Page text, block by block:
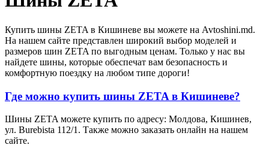
Купить шины ZETA в Кишиневе вы можете на Avtoshini.md.
На нашем сайте представлен широкий выбор моделей и
размеров шин ZETA по выгодным ценам. Только у нас вы
найдете шины, которые обеспечат вам безопасность и
комфортную поездку на любом типе дороги!
Где можно купить шины ZETA в Кишиневе?
Шины ZETA можете купить по адресу: Молдова, Кишинев,
ул. Burebista 112/1. Также можно заказать онлайн на нашем
сайте.